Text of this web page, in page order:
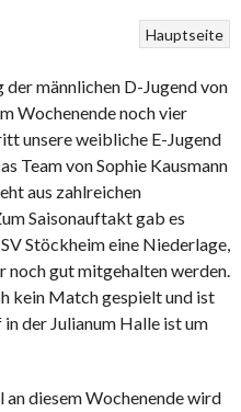
Hauptseite
männlichen D-Jugend von
Wochenende noch vier
unsere weibliche E-Jugend
Team von Sophie Kausmann
aus zahlreichen
Saisonauftakt gab es
Stöckheim eine Niederlage,
noch gut mitgehalten werden.
kein Match gespielt und ist
der Julianum Halle ist um
diesem Wochenende wird